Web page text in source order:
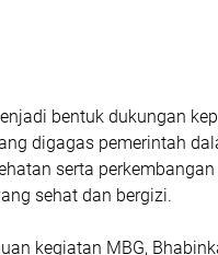
bentuk dukungan
digagas pemerintah
serta
sehat dan bergizi.
kegiatan MBG,